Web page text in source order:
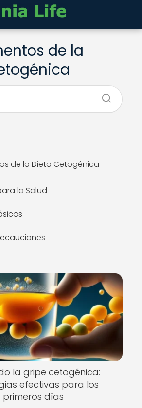
de la
de la Dieta Cetogénica
la Salud
la gripe cetogénica:
efectivas para los
primeros días